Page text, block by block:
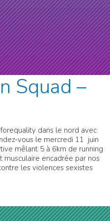
Squad –
dans le nord avec
vous le mercredi 11 juin
mêlant 5 à 6km de running
encadrée par nos
les violences sexistes